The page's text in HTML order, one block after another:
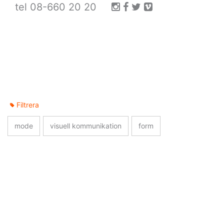
tel 08-660 20 20
Filtrera
mode visuell kommunikation form